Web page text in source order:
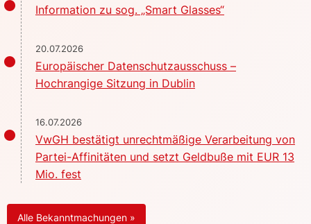
Information zu sog. „Smart Glasses“
20.07.2026
Europäischer Datenschutzausschuss –
Hochrangige Sitzung in Dublin
16.07.2026
VwGH bestätigt unrechtmäßige Verarbeitung von
Partei-Affinitäten und setzt Geldbuße mit EUR 13
Mio. fest
Alle Bekanntmachungen »